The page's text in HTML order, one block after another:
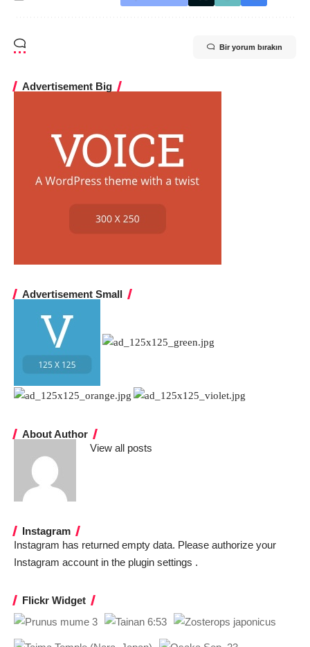
Bir yorum bırakın
Advertisement Big
Advertisement Small
About Author
View all posts
Instagram
Instagram has returned empty data. Please authorize your
Instagram account in the plugin settings .
Flickr Widget